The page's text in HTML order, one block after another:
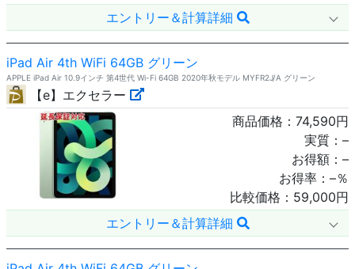
エントリー＆計算詳細
iPad Air 4th WiFi 64GB グリーン
APPLE iPad Air 10.9インチ 第4世代 Wi-Fi 64GB 2020年秋モデル MYFR2J/A グリーン
【e】エクセラー
商品価格： 74,590円
実質： –
お得額： –
お得率： –％
比較価格： 59,000円
エントリー＆計算詳細